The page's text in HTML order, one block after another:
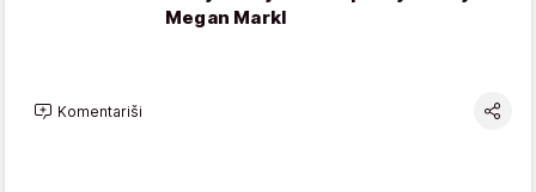
Megan Markl
Komentariši